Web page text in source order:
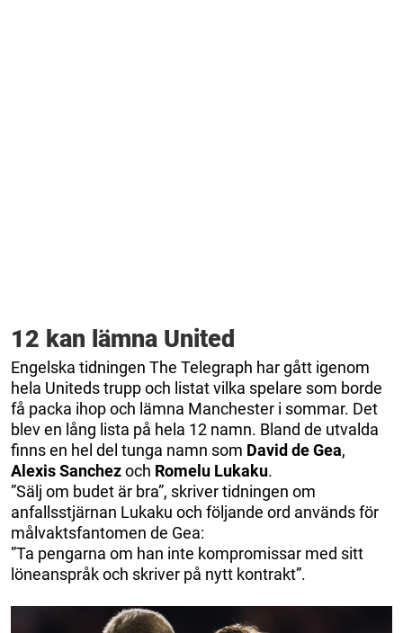
12 kan lämna United
Engelska tidningen The Telegraph har gått igenom
hela Uniteds trupp och listat vilka spelare som borde
få packa ihop och lämna Manchester i sommar. Det
blev en lång lista på hela 12 namn. Bland de utvalda
finns en hel del tunga namn som David de Gea,
Alexis Sanchezoch Romelu Lukaku.
”Sälj om budet är bra”, skriver tidningen om
anfallsstjärnan Lukaku och följande ord används för
målvaktsfantomen de Gea:
”Ta pengarna om han inte kompromissar med sitt
löneanspråk och skriver på nytt kontrakt”.